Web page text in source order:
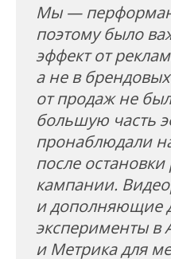
Мы —
поэтому было
эффект от
а не в
от продаж не
большую часть
пронаблюдали
после
кампании.
и дополняющие
эксперименты в
и Метрика для